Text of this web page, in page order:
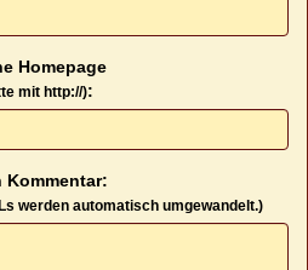
Homepage
mit http://):
Kommentar:
werden automatisch umgewandelt.)